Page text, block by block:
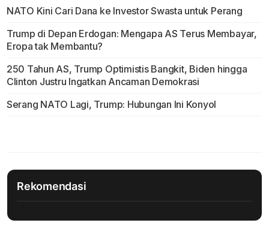
NATO Kini Cari Dana ke Investor Swasta untuk Perang
Trump di Depan Erdogan: Mengapa AS Terus Membayar,
Eropa tak Membantu?
250 Tahun AS, Trump Optimistis Bangkit, Biden hingga
Clinton Justru Ingatkan Ancaman Demokrasi
Serang NATO Lagi, Trump: Hubungan Ini Konyol
Rekomendasi